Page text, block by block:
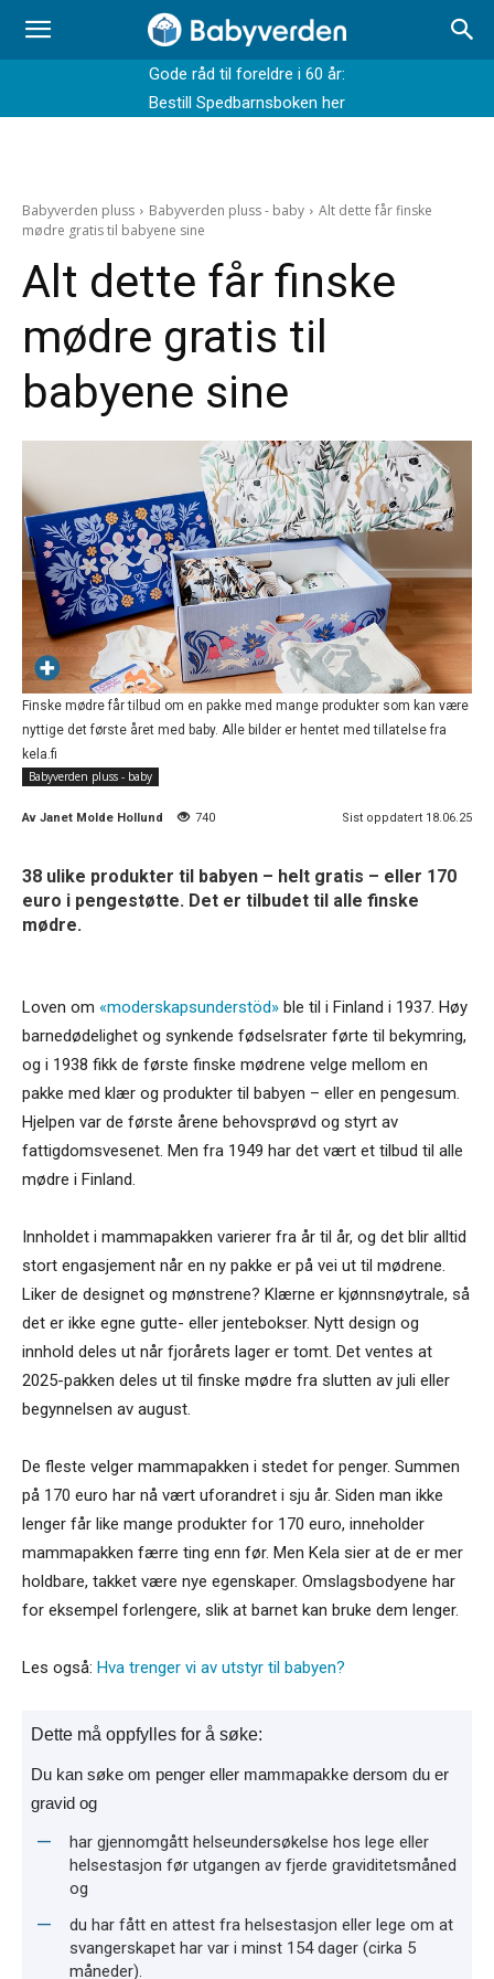
Gode råd til foreldre i 60 år:
Bestill Spedbarnsboken her
Babyverden pluss Babyverden pluss - baby
Alt dette får finske
mødre gratis til babyene sine
Alt dette får finske
mødre gratis til
babyene sine
Finske mødre får tilbud om en pakke med mange produkter som kan være
nyttige det første året med baby. Alle bilder er hentet med tillatelse fra
kela.fi
Babyverden pluss - baby
Av Janet Molde Hollund 740 Sist oppdatert 18.06.25
38 ulike produkter til babyen – helt gratis – eller 170
euro i pengestøtte. Det er tilbudet til alle finske
mødre.
Loven om «moderskapsunderstöd» ble til i Finland i 1937. Høy
barnedødelighet og synkende fødselsrater førte til bekymring,
og i 1938 fikk de første finske mødrene velge mellom en
pakke med klær og produkter til babyen – eller en pengesum.
Hjelpen var de første årene behovsprøvd og styrt av
fattigdomsvesenet. Men fra 1949 har det vært et tilbud til alle
mødre i Finland.
Innholdet i mammapakken varierer fra år til år, og det blir alltid
stort engasjement når en ny pakke er på vei ut til mødrene.
Liker de designet og mønstrene? Klærne er kjønnsnøytrale, så
det er ikke egne gutte- eller jentebokser. Nytt design og
innhold deles ut når fjorårets lager er tomt. Det ventes at
2025-pakken deles ut til finske mødre fra slutten av juli eller
begynnelsen av august.
De fleste velger mammapakken i stedet for penger. Summen
på 170 euro har nå vært uforandret i sju år. Siden man ikke
lenger får like mange produkter for 170 euro, inneholder
mammapakken færre ting enn før. Men Kela sier at de er mer
holdbare, takket være nye egenskaper. Omslagsbodyene har
for eksempel forlengere, slik at barnet kan bruke dem lenger.
Les også: Hva trenger vi av utstyr til babyen?
Dette må oppfylles for å søke:
Du kan søke om penger eller mammapakke dersom du er
gravid og
har gjennomgått helseundersøkelse hos lege eller
helsestasjon før utgangen av fjerde graviditetsmåned
og
du har fått en attest fra helsestasjon eller lege om at
svangerskapet har var i minst 154 dager (cirka 5
måneder).